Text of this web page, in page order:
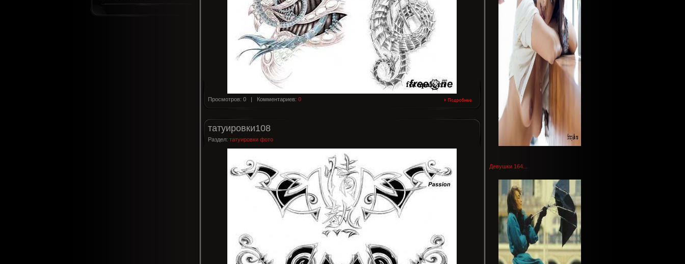
Просмотров: 0 | Комментариев: 0
татуировки108
Раздел: татуировки фото
Девушки 164...